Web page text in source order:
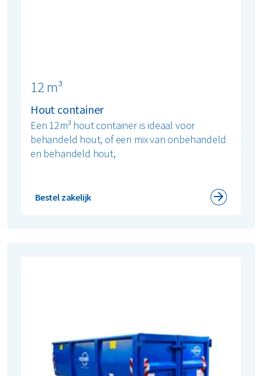
12 m³
Hout container
Een 12m³ hout container is ideaal voor
behandeld hout, of een mix van onbehandeld
en behandeld hout,
Bestel zakelijk